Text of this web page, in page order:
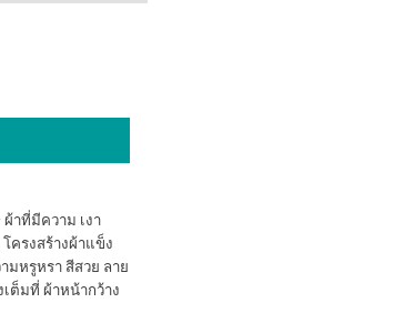
ผ้าที่มีความ เงา
ครงสร้างผ้าแข็ง
มหรูหรา สีสวย ลาย
ต็มที่ ผ้าหน้ากว้าง